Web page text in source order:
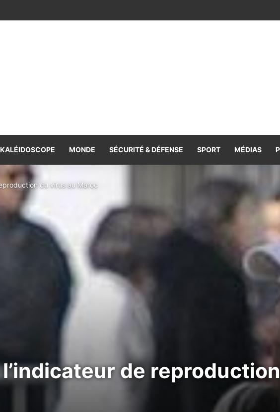
KALÉIDOSCOPE MONDE SÉCURITÉ & DÉFENSE SPORT MÉDIAS
du virus au Maroc
de